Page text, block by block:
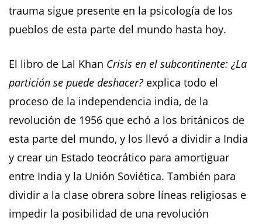
trauma sigue presente en la psicología de los
pueblos de esta parte del mundo hasta hoy.
El libro de Lal Khan Crisis en el subcontinente: ¿La
partición se puede deshacer? explica todo el
proceso de la independencia india, de la
revolución de 1956 que echó a los británicos de
esta parte del mundo, y los llevó a dividir a India
y crear un Estado teocrático para amortiguar
entre India y la Unión Soviética. También para
dividir a la clase obrera sobre líneas religiosas e
impedir la posibilidad de una revolución